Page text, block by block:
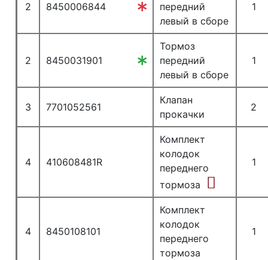
2 8450006844
передний
левый в сборе
1
2 8450031901
Тормоз
передний
левый в сборе
1
3 7701052561
Клапан
прокачки
2
4 410608481R
Комплект
колодок
переднего
тормоза
1
4 8450108101
Комплект
колодок
переднего
тормоза
1